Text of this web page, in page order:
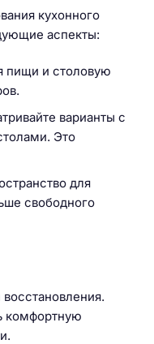
кухонного
аспекты:
пищи и столовую
варианты с
Это
для
свободного
комфортную